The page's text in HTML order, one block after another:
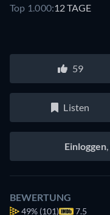
Top 1.000:12 TAGE
59
Listen
Einloggen
BEWERTUNG
49% (101) 7.5